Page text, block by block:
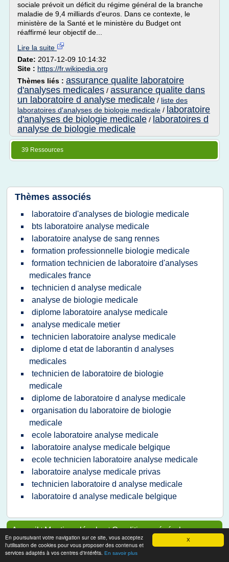
X
En poursuivant votre navigation sur ce site, vous acceptez
l'utilisation de cookies pour vous proposer des contenus et
services adaptés à vos centres d'intérêts. En savoir plus
sociale prévoit un déficit du régime général de la branche
maladie de 9,4 milliards d'euros. Dans ce contexte, le
ministère de la Santé et le ministère du Budget ont
réaffirmé leur objectif de...
Lire la suite
Date: 2017-12-09 10:14:32
Site : https://fr.wikipedia.org
Thèmes liés : assurance qualite laboratoire
d'analyses medicales / assurance qualite dans
un laboratoire d analyse medicale / liste des
laboratoires d'analyses de biologie medicale / laboratoire
d'analyses de biologie medicale / laboratoires d
analyse de biologie medicale
39 Ressources
Thèmes associés
laboratoire d'analyses de biologie medicale
bts laboratoire analyse medicale
laboratoire analyse de sang rennes
formation professionnelle biologie medicale
formation technicien de laboratoire d'analyses
medicales france
technicien d analyse medicale
analyse de biologie medicale
diplome laboratoire analyse medicale
analyse medicale metier
technicien laboratoire analyse medicale
diplome d etat de laborantin d analyses
medicales
technicien de laboratoire de biologie
medicale
diplome de laboratoire d analyse medicale
organisation du laboratoire de biologie
medicale
ecole laboratoire analyse medicale
laboratoire analyse medicale belgique
ecole technicien laboratoire analyse medicale
laboratoire analyse medicale privas
technicien laboratoire d analyse medicale
laboratoire d analyse medicale belgique
Accueil|Mentions légales|Conditions générales
d'utilisation|Utilisation des cookies|
Contact à propos
de cette page
Pour ajouter ou supprimer un site, voir l'article 4 des